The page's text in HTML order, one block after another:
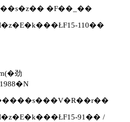
�F��_��
110��
劲
91�� /